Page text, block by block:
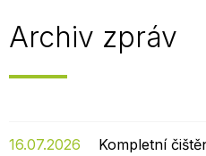
Archiv zpráv
16.07.2026
Kompletní